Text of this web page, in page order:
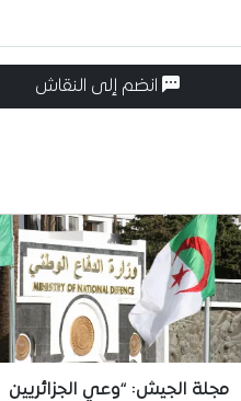
انضم إلى النقاش
مجلة الجيش: “وعي الجزائريين